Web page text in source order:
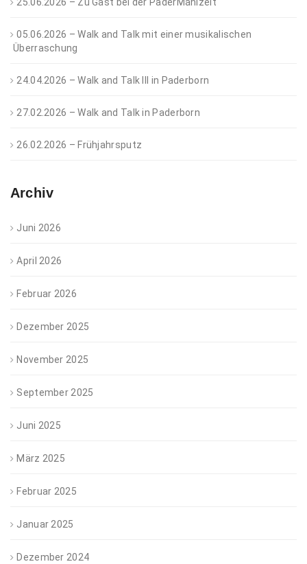
05.06.2026 – Walk and Talk mit einer musikalischen
Überraschung
24.04.2026 – Walk and Talk III in Paderborn
27.02.2026 – Walk and Talk in Paderborn
26.02.2026 – Frühjahrsputz
Archiv
Juni 2026
April 2026
Februar 2026
Dezember 2025
November 2025
September 2025
Juni 2025
März 2025
Februar 2025
Januar 2025
Dezember 2024